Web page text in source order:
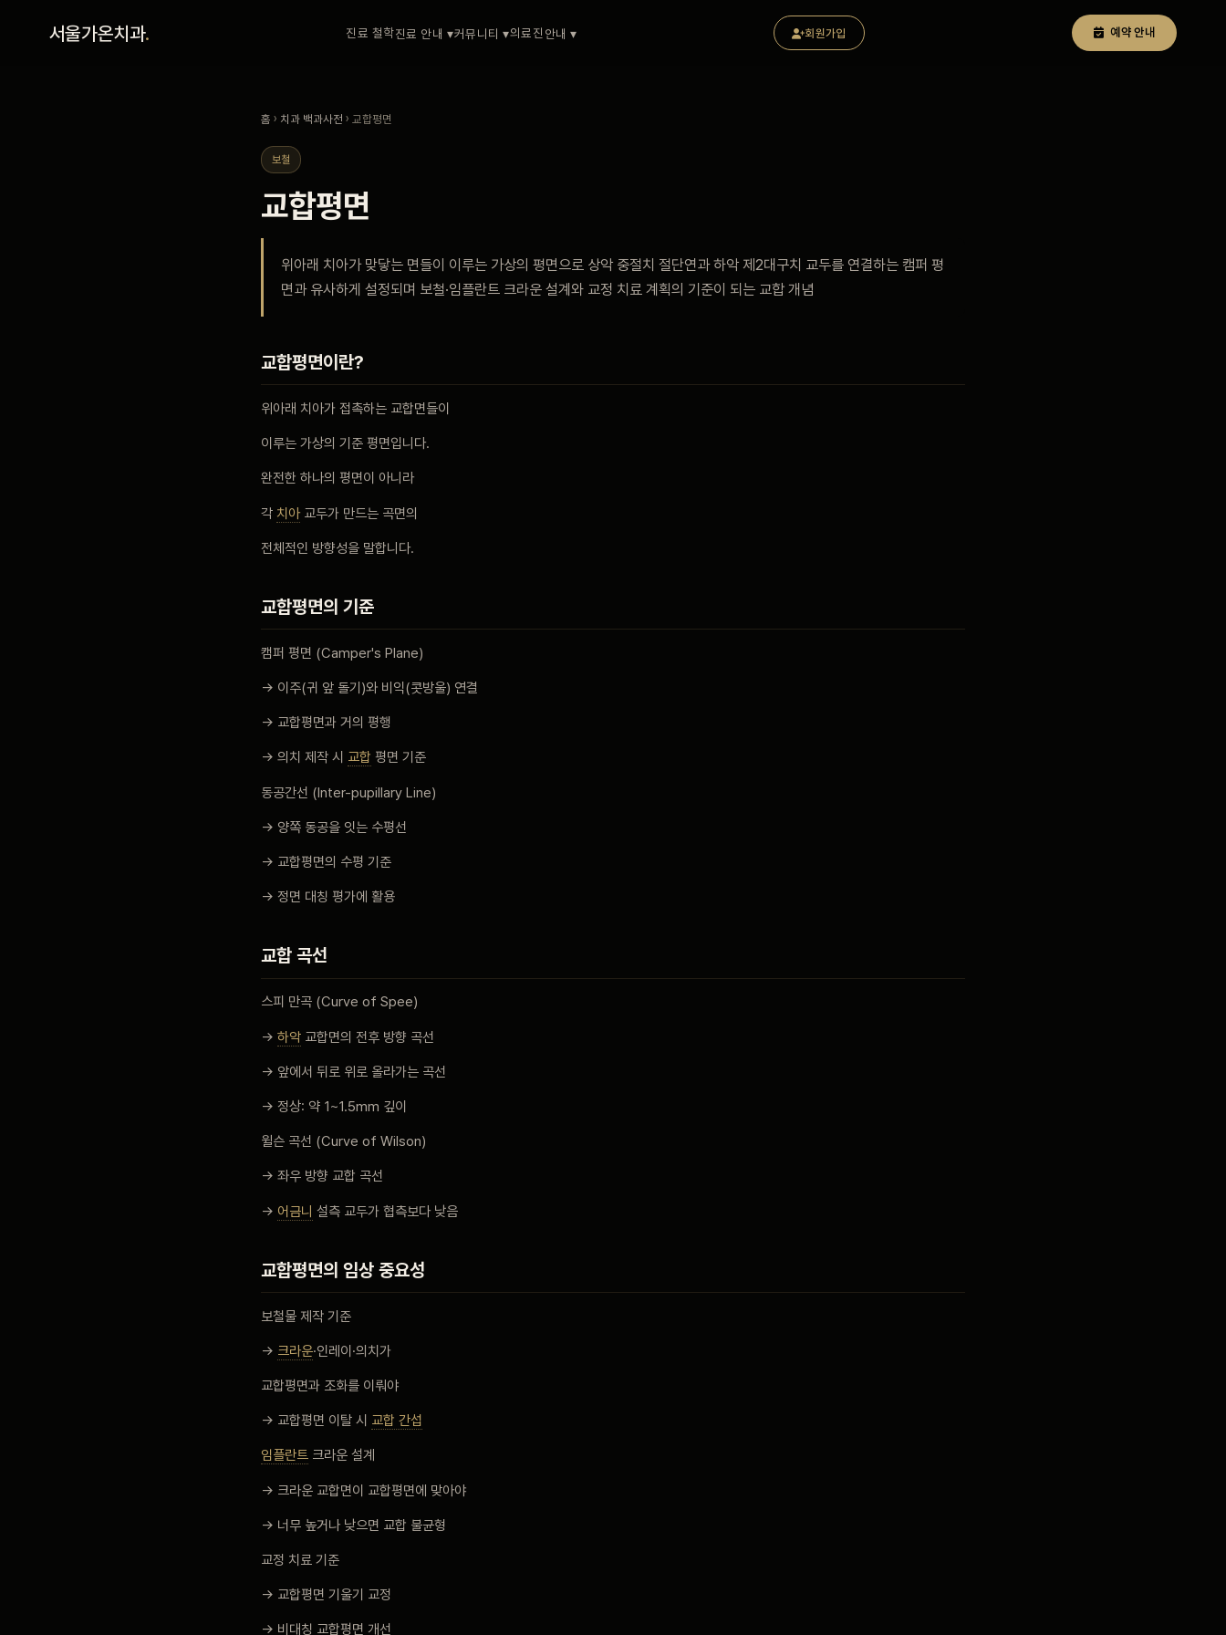
서울가온치과. 진료 철학진료 안내 ▾커뮤니티 ▾의료진 안내 ▾ 회원가입 예약 안내
비포 애프터
치과 백과사전
자주 묻는 질문
회원가입 / 로그인
홈 › 치과 백과사전 › 교합평면
보철
교합평면
위아래 치아가 맞닿는 면들이 이루는 가상의 평면으로 상악 중절치 절단연과 하악 제2대구치 교두를 연결하는 캠퍼 평
면과 유사하게 설정되며 보철·임플란트 크라운 설계와 교정 치료 계획의 기준이 되는 교합 개념
교합평면이란?
위아래 치아가 접촉하는 교합면들이
이루는 가상의 기준 평면입니다.
완전한 하나의 평면이 아니라
각 치아교두가 만드는 곡면의
전체적인 방향성을 말합니다.
교합평면의 기준
캠퍼 평면 (Camper's Plane)
→ 이주(귀 앞 돌기)와 비익(콧방울) 연결
→ 교합평면과 거의 평행
→ 의치 제작 시 교합 평면 기준
동공간선 (Inter-pupillary Line)
→ 양쪽 동공을 잇는 수평선
→ 교합평면의 수평 기준
→ 정면 대칭 평가에 활용
교합 곡선
스피 만곡 (Curve of Spee)
→ 하악 교합면의 전후 방향 곡선
→ 앞에서 뒤로 위로 올라가는 곡선
→ 정상: 약 1~1.5mm 깊이
윌슨 곡선 (Curve of Wilson)
→ 좌우 방향 교합 곡선
→ 어금니 설측 교두가 협측보다 낮음
교합평면의 임상 중요성
보철물 제작 기준
→ 크라운·인레이·의치가
교합평면과 조화를 이뤄야
→ 교합평면 이탈 시 교합 간섭
임플란트 크라운 설계
→ 크라운 교합면이 교합평면에 맞아야
→ 너무 높거나 낮으면 교합 불균형
교정 치료 기준
→ 교합평면 기울기 교정
→ 비대칭 교합평면 개선